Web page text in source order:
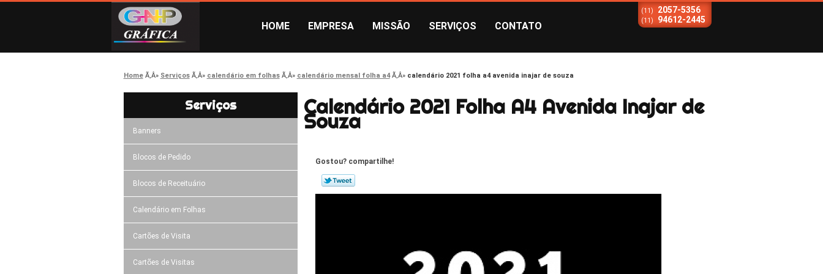
HOME EMPRESA MISSÃO SERVIÇOS CONTATO
(11) 2057-5356
(11) 94612-2445
Home Serviços calendário em folhas calendário mensal folha a4 calendário 2021 folha a4 avenida inajar de souza
Serviços
Banners
Blocos de Pedido
Blocos de Receituário
Calendário em Folhas
Cartões de Visita
Cartões de Visitas
Calendário 2021 Folha A4 Avenida Inajar de
Souza
Gostou? compartilhe!